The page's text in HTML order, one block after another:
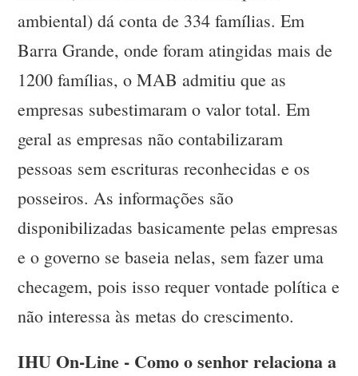
ambiental) dá conta de 334 famílias. Em
Barra Grande, onde foram atingidas mais de
1200 famílias, o MAB admitiu que as
empresas subestimaram o valor total. Em
geral as empresas não contabilizaram
pessoas sem escrituras reconhecidas e os
posseiros. As informações são
disponibilizadas basicamente pelas empresas
e o governo se baseia nelas, sem fazer uma
checagem, pois isso requer vontade política e
não interessa às metas do crescimento.
IHU On-Line - Como o senhor relaciona a